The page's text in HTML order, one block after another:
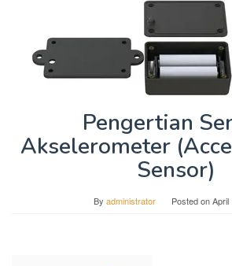
Pengertian
Akselerometer
Sensor)
By administrator Posted onApril